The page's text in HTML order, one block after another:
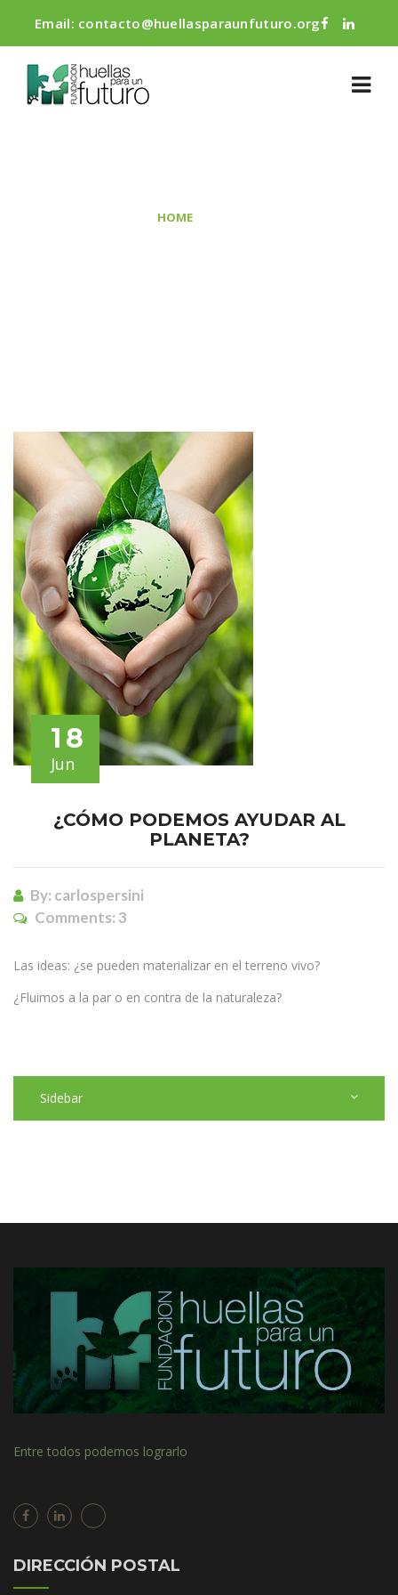
Email: contacto@huellasparaunfuturo.org
HOME
18
Jun
¿CÓMO PODEMOS AYUDAR AL
PLANETA?
By: carlospersini
Comments: 3
Las ideas: ¿se pueden materializar en el terreno vivo?
¿Fluimos a la par o en contra de la naturaleza?
Sidebar
Entre todos podemos lograrlo
DIRECCIÓN POSTAL